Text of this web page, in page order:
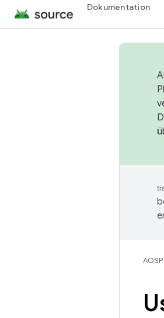
Dokumentation
AOSP